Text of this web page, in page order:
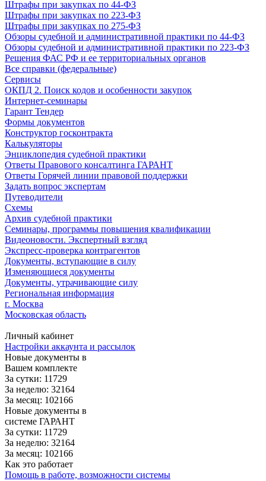
Штрафы при закупках по 44-ФЗ
Штрафы при закупках по 223-ФЗ
Штрафы при закупках по 275-ФЗ
Обзоры судебной и административной практики по 44-ФЗ
Обзоры судебной и административной практики по 223-ФЗ
Решения ФАС РФ и ее территориальных органов
Все справки (федеральные)
Сервисы
ОКПД 2. Поиск кодов и особенности закупок
Интернет-семинары
Гарант Тендер
Формы документов
Конструктор госконтракта
Калькуляторы
Энциклопедия судебной практики
Ответы Правового консалтинга ГАРАНТ
Ответы Горячей линии правовой поддержки
Задать вопрос экспертам
Путеводители
Схемы
Архив судебной практики
Семинары, программы повышения квалификации
Видеоновости. Экспертный взгляд
Экспресс-проверка контрагентов
Документы, вступающие в силу
Изменяющиеся документы
Документы, утрачивающие силу
Региональная информация
г. Москва
Московская область
Личный кабинет
Настройки аккаунта и рассылок
Новые документы в
Вашем комплекте
За сутки: 11729
За неделю: 32164
За месяц: 102166
Новые документы в
системе ГАРАНТ
За сутки: 11729
За неделю: 32164
За месяц: 102166
Как это работает
Помощь в работе, возможности системы